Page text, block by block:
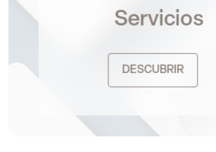
Servicios
DESCUBRIR